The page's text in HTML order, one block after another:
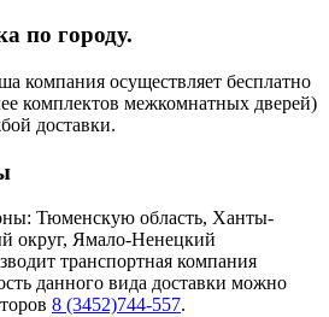
по городу.
компания осуществляет бесплатно
комплектов межкомнатных дверей)
доставки.
Тюменскую область, Ханты-
округ, Ямало-Ненецкий
транспортная компания
данного вида доставки можно
8 (3452)744-557.